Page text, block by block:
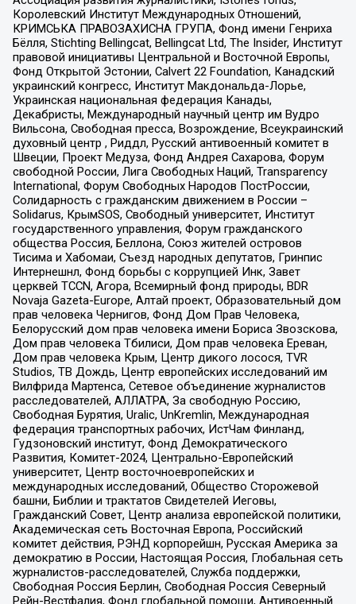
Королевский Институт Международных Отношений,
КРИМСЬКА ПРАВОЗАХИСНА ГРУПА, Фонд имени Генриха
Бёлля, Stichting Bellingcat, Bellingcat Ltd, The Insider, Институт
правовой инициативы Центральной и Восточной Европы,
Фонд Открытой Эстонии, Calvert 22 Foundation, Канадский
украинский конгресс, Институт Макдональда-Лорье,
Украинская национальная федерация Канады,
Декабристы, Международный научный центр им Вудро
Вильсона, Свободная пресса, Возрождение, Всеукраинский
духовный центр , Риддл, Русский антивоенный комитет в
Швеции, Проект Медуза, Фонд Андрея Сахарова, Форум
свободной России, Лига Свободных Наций, Transparеncy
International, Форум Свободных Народов ПостРоссии,
Солидарность с гражданским движением в России –
Solidarus, КрымSOS, Свободный университет, Институт
государственного управления, Форум гражданского
общества Россия, Беллона, Союз жителей островов
Тисима и Хабомаи, Съезд народных депутатов, Гринпис
Интернешнл, Фонд борьбы с коррупцией Инк, Завет
церквей TCCN, Агора, Всемирный фонд природы, BDR
Novaja Gazeta-Europe, Алтай проект, Образовательный дом
прав человека Чернигов, Фонд Дом Прав Человека,
Белорусский дом прав человека имени Бориса Звозскова,
Дом прав человека Тбилиси, Дом прав человека Ереван,
Дом прав человека Крым, Центр дикого лосося, TVR
Studios, ТВ Дождь, Центр европейских исследований им
Вилфрида Мартенса, Сетевое объединение журналистов
расследователей, АЛЛАТРА, За свободную Россию,
Свободная Бурятия, Uralic, UnKremlin, Международная
федерация транспортных рабочих, ИстЧам Финланд,
Гудзоновский институт, Фонд Демократического
Развития, Комитет-2024, Центрально-Европейский
университет, Центр восточноевропейских и
международных исследований, Общество Сторожевой
башни, Библии и трактатов Свидетелей Иеговы,
Гражданский Совет, Центр анализа европейской политики,
Академическая сеть Восточная Европа, Российский
комитет действия, РЭНД корпорейшн, Русская Америка за
демократию в России, Настоящая Россия, Глобальная сеть
журналистов-расследователей, Служба поддержки,
Свободная Россия Берлин, Свободная Россия Северный
Рейн-Вестфалия, Фонд глобальной помощи, Антивоенный